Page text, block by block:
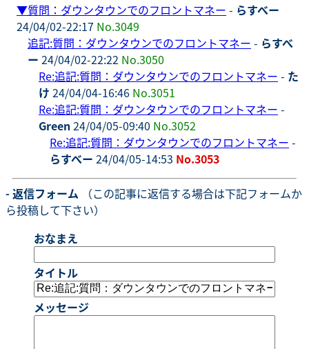
▼質問：ダウンタウンでのフロントマネー - らすべー
24/04/02-22:17 No.3049
追記:質問：ダウンタウンでのフロントマネー - らすべ
ー 24/04/02-22:22 No.3050
Re:追記:質問：ダウンタウンでのフロントマネー - た
け 24/04/04-16:46 No.3051
Re:追記:質問：ダウンタウンでのフロントマネー -
Green 24/04/05-09:40 No.3052
Re:追記:質問：ダウンタウンでのフロントマネー -
らすべー 24/04/05-14:53 No.3053
- 返信フォーム （この記事に返信する場合は下記フォームか
ら投稿して下さい）
おなまえ
タイトル
メッセージ